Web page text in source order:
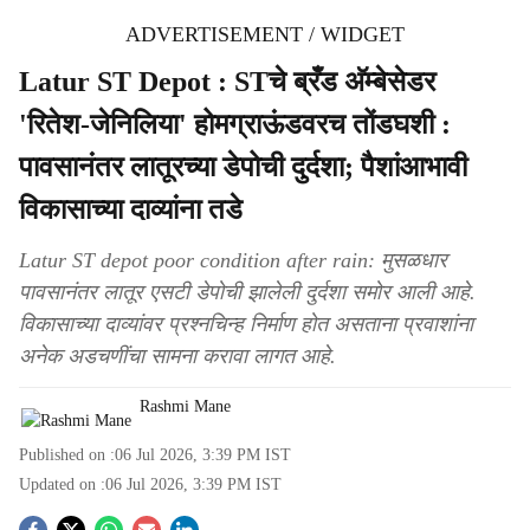
ADVERTISEMENT / WIDGET
Latur ST Depot : STचे ब्रँड अ‍ॅम्बेसेडर
'रितेश-जेनिलिया' होमग्राऊंडवरच तोंडघशी :
पावसानंतर लातूरच्या डेपोची दुर्दशा; पैशांआभावी
विकासाच्या दाव्यांना तडे
Latur ST depot poor condition after rain: मुसळधार
पावसानंतर लातूर एसटी डेपोची झालेली दुर्दशा समोर आली आहे.
विकासाच्या दाव्यांवर प्रश्नचिन्ह निर्माण होत असताना प्रवाशांना
अनेक अडचणींचा सामना करावा लागत आहे.
Rashmi Mane
Published on :06 Jul 2026, 3:39 PM IST
Updated on :06 Jul 2026, 3:39 PM IST